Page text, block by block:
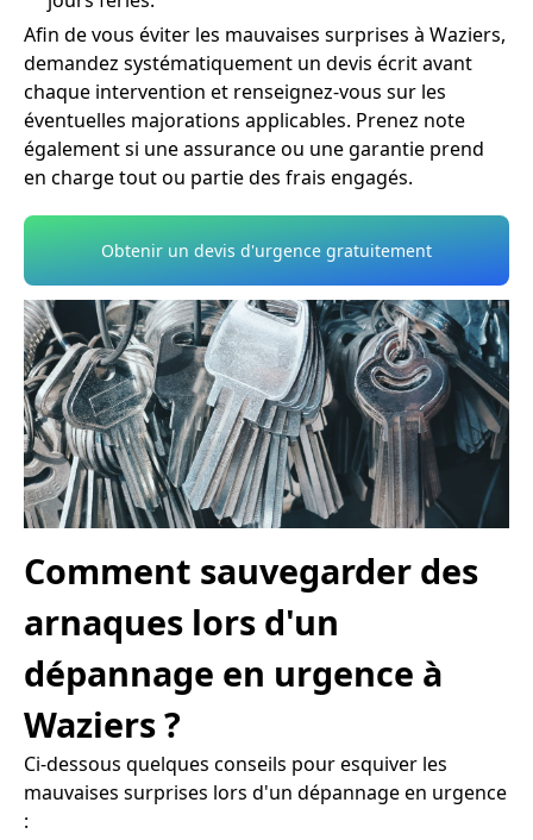
Afin de vous éviter les mauvaises surprises à Waziers,
demandez systématiquement un devis écrit avant
chaque intervention et renseignez-vous sur les
éventuelles majorations applicables. Prenez note
également si une assurance ou une garantie prend
en charge tout ou partie des frais engagés.
Obtenir un devis d'urgence gratuitement
Comment sauvegarder des
arnaques lors d'un
dépannage en urgence à
Waziers ?
Ci-dessous quelques conseils pour esquiver les
mauvaises surprises lors d'un dépannage en urgence
: